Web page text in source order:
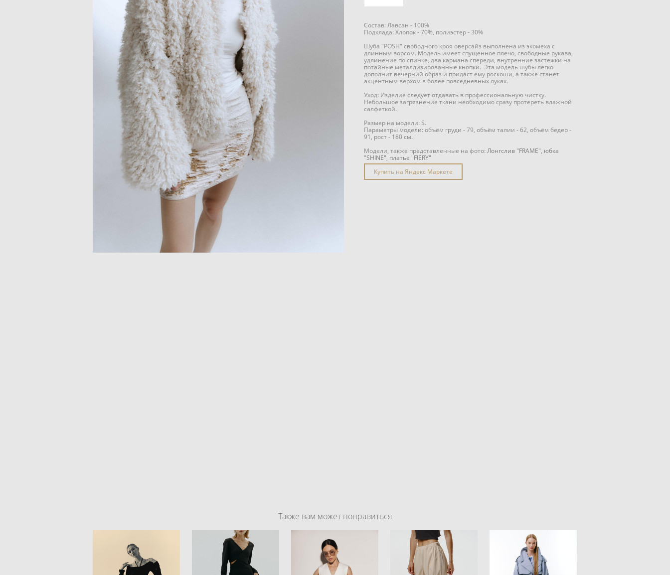
Состав: Лавсан - 100%
Подклада: Хлопок - 70%, полиэстер - 30%
Шуба "POSH" свободного кроя оверсайз выполнена из экомеха с
длинным ворсом. Модель имеет спущенное плечо, свободные рукава,
удлинение по спинке, два кармана спереди, внутренние застежки на
потайные металлизированные кнопки. Эта модель шубы легко
дополнит вечерний образ и придаст ему роскоши, а также станет
акцентным верхом в более повседневных луках.
Уход: Изделие следует отдавать в профессиональную чистку.
Небольшое загрязнение ткани необходимо сразу протереть влажной
салфеткой.
Размер на модели: S.
Параметры модели: объём груди - 79, объём талии - 62, объём бедер -
91, рост - 180 см.
Модели, также представленные на фото:Лонгслив "FRAME", юбка
"SHINE", платье "FIERY"
Купить на Яндекс Маркете
Также вам может понравиться